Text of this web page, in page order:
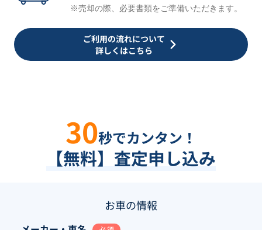
※売却の際、必要書類をご準備いただきます。
ご利用の流れについて
詳しくはこちら
30秒でカンタン！
【無料】査定申し込み
お車の情報